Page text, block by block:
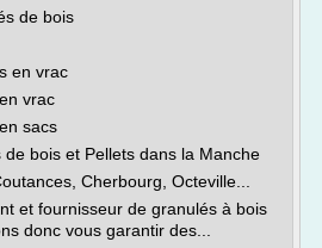
de bois
en vrac
vrac
sacs
bois et Pellets dans la Manche
Cherbourg, Octeville...
et fournisseur de granulés à bois
donc vous garantir des...